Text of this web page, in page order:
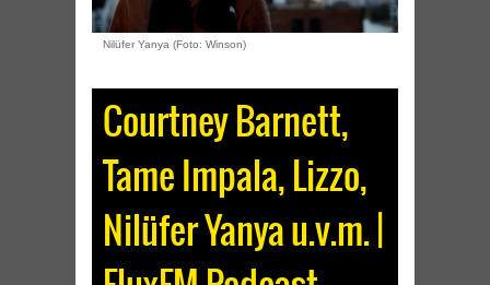
Nilüfer Yanya (Foto: Winson)
Courtney Barnett,
Tame Impala, Lizzo,
Nilüfer Yanya u.v.m. |